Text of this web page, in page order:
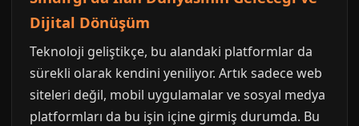
Dijital Dönüşüm
Teknoloji geliştikçe, bu alandaki platformlar da
sürekli olarak kendini yeniliyor. Artık sadece web
siteleri değil, mobil uygulamalar ve sosyal medya
platformları da bu işin içine girmiş durumda. Bu